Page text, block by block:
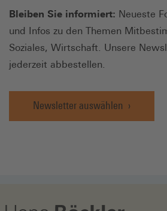
Bleiben Sie informiert: Neueste
und Infos zu den Themen
Soziales, Wirtschaft. Unsere
jederzeit abbestellen.
Newsletter auswählen